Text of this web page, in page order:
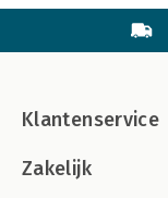
Klantenservice
Zakelijk